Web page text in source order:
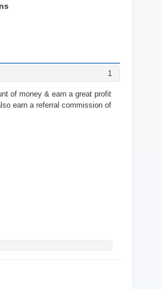
1
of money & earn a great profit
earn a referral commission of